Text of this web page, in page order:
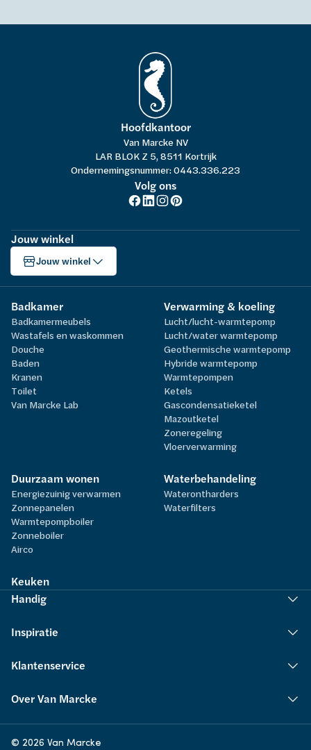
Hoofdkantoor
Van Marcke NV
LAR BLOK Z 5, 8511 Kortrijk
Ondernemingsnummer: 0443.336.223
Volg ons
Jouw winkel
Jouw winkel
Badkamer
Badkamermeubels
Wastafels en waskommen
Douche
Baden
Kranen
Toilet
Van Marcke Lab
Verwarming & koeling
Lucht/lucht-warmtepomp
Lucht/water warmtepomp
Geothermische warmtepomp
Hybride warmtepomp
Warmtepompen
Ketels
Gascondensatieketel
Mazoutketel
Zoneregeling
Vloerverwarming
Duurzaam wonen
Energiezuinig verwarmen
Zonnepanelen
Warmtepompboiler
Zonneboiler
Airco
Waterbehandeling
Waterontharders
Waterfilters
Keuken
Handig
Inspiratie
Klantenservice
Over Van Marcke
© 2026 Van Marcke